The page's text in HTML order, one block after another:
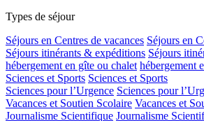
Types de séjour
Séjours en Centres de vacances Séjours en
Séjours itinérants & expéditions Séjours
hébergement en gîte ou chalet hébergement
Sciences et Sports Sciences et Sports
Sciences pour l’Urgence Sciences pour
Vacances et Soutien Scolaire Vacances et
Journalisme Scientifique Journalisme